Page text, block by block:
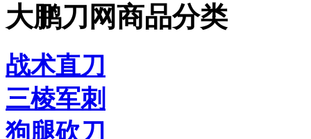
大鹏刀网商品分类
战术直刀
三棱军刺
狗腿砍刀